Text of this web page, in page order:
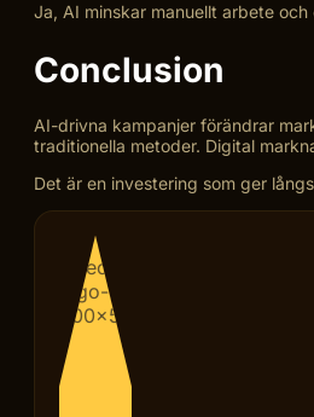
Ja, AI minskar manuellt arbete
Conclusion
AI-drivna kampanjer förändrar
traditionella metoder. Digital
Det är en investering som ger